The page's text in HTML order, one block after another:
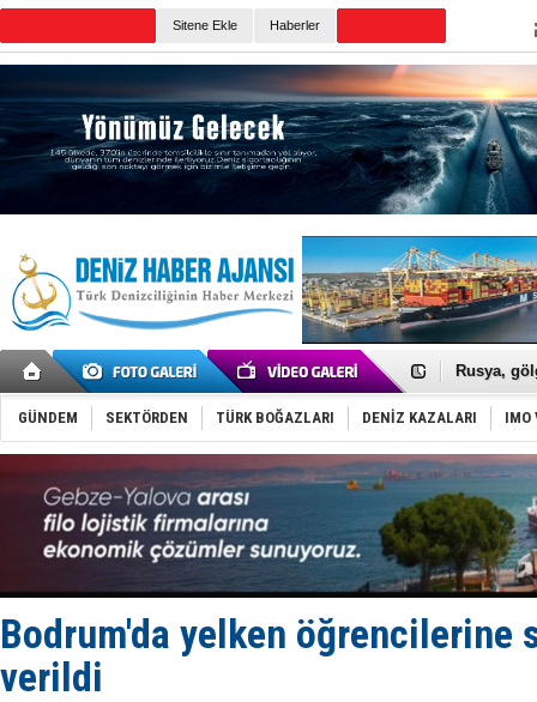
Sitene Ekle Haberler
Tatil
Enejota
Denizcilik
‘14.
Taksi
TÜRKLİM
SOCAR da
GÜNDEM SEKTÖRDEN TÜRK BOĞAZLARI DENİZ KAZALARI IMO
Bodrum'da yelken öğrencilerine
verildi